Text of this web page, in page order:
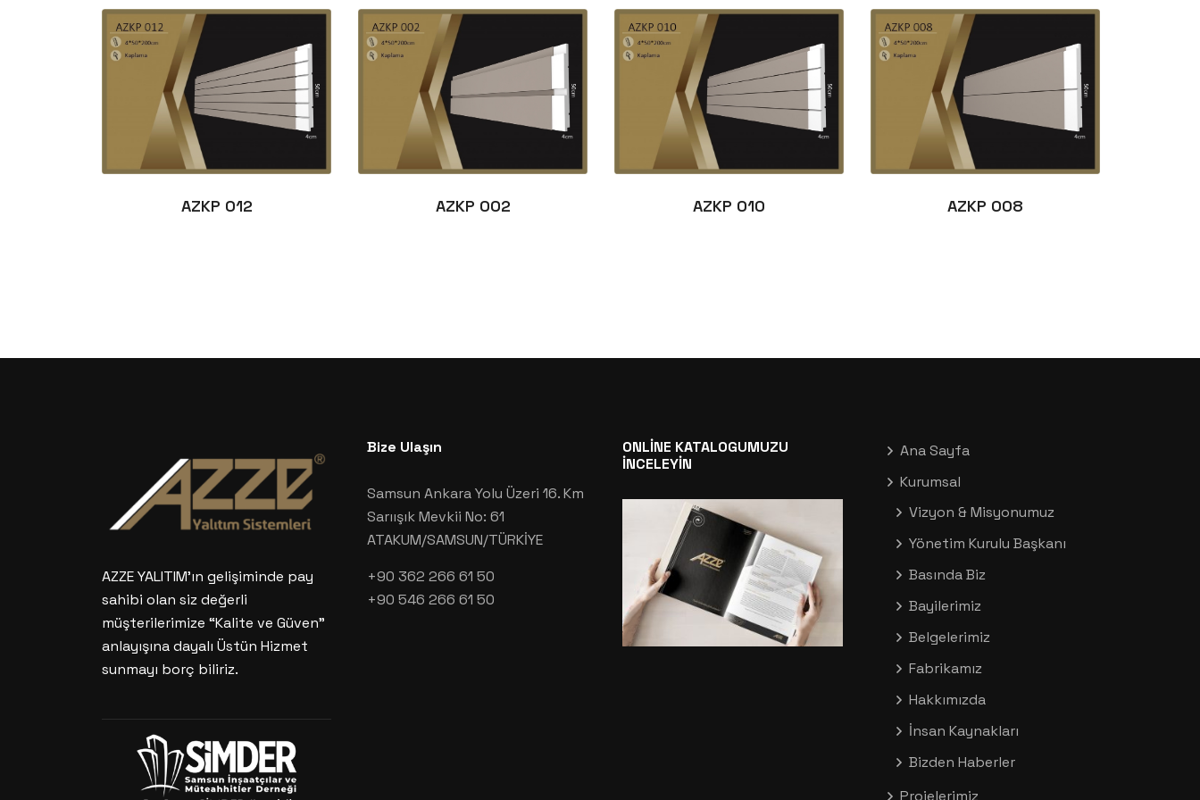
AZKP 012 AZKP 002 AZKP 010 AZKP 008
AZZE YALITIM’ın gelişiminde pay
sahibi olan siz değerli
müşterilerimize “Kalite ve Güven”
anlayışına dayalı Üstün Hizmet
sunmayı borç biliriz.
Bize Ulaşın
Samsun Ankara Yolu Üzeri 16. Km
Sarıışık Mevkii No: 61
ATAKUM/SAMSUN/TÜRKİYE
+90 362 266 61 50
+90 546 266 61 50
ONLİNE KATALOGUMUZU
İNCELEYİN
Ana Sayfa
Kurumsal
Vizyon & Misyonumuz
Yönetim Kurulu Başkanı
Basında Biz
Bayilerimiz
Belgelerimiz
Fabrikamız
Hakkımızda
İnsan Kaynakları
Bizden Haberler
Projelerimiz